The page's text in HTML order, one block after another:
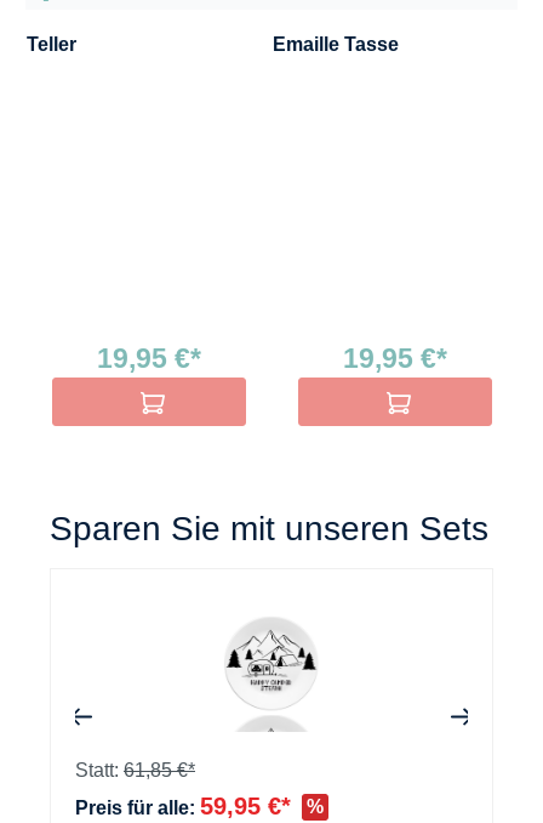
Teller
19,95 €*
In den Warenkorb
Emaille Tasse
19,95 €*
In den Warenkorb
Sparen Sie mit unseren Sets
Statt: 61,85 €*
Preis für alle: 59,95 €* %